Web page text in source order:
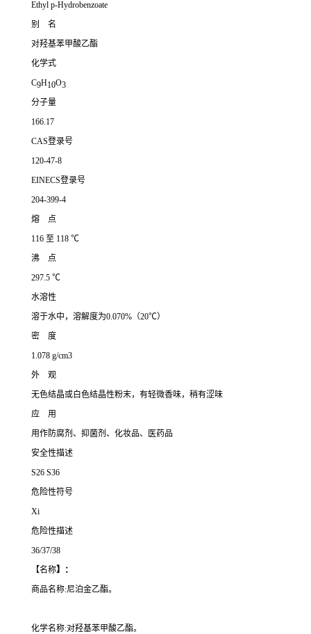
Ethyl p-Hydrobenzoate
别 名
对羟基苯甲酸乙酯
化学式
C9H10O3
分子量
166.17
CAS登录号
120-47-8
EINECS登录号
204-399-4
熔 点
116 至 118 ℃
沸 点
297.5 ℃
水溶性
溶于水中，溶解度为0.070%（20℃）
密 度
1.078 g/cm3
外 观
无色结晶或白色结晶性粉末，有轻微香味，稍有涩味
应 用
用作防腐剂、抑菌剂、化妆品、医药品
安全性描述
S26 S36
危险性符号
Xi
危险性描述
36/37/38
【名称】：
商品名称:尼泊金乙酯。
化学名称:对羟基苯甲酸乙酯。